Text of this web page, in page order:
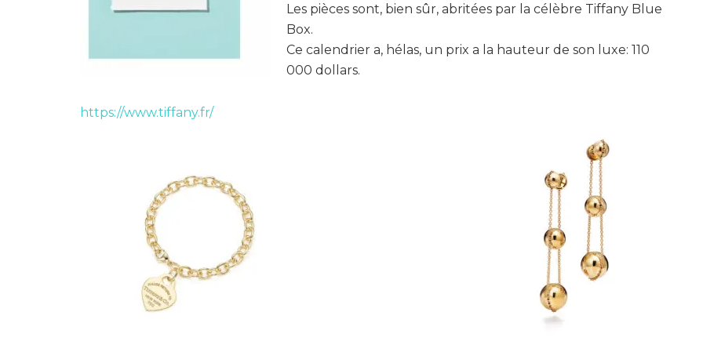
Les pièces sont, bien sûr, abritées par la célèbre Tiffany Blue
Box.
Ce calendrier a, hélas, un prix a la hauteur de son luxe: 110
000 dollars.
https://www.tiffany.fr/